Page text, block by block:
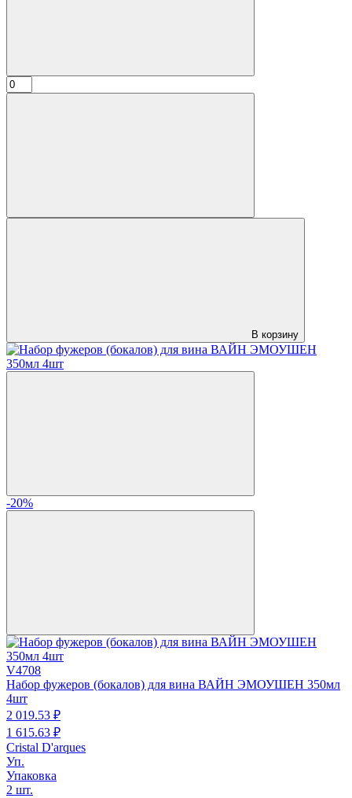
В корзину
-20%
V4708
Набор фужеров (бокалов) для вина ВАЙН ЭМОУШЕН 350мл
4шт
2 019.53 ₽
1 615.63 ₽
Cristal D'arques
Уп.
Упаковка
2 шт.